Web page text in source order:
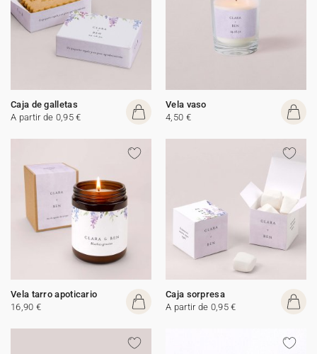
Caja de galletas
A partir de 0,95 €
Vela vaso
4,50 €
Vela tarro apoticario
16,90 €
Caja sorpresa
A partir de 0,95 €